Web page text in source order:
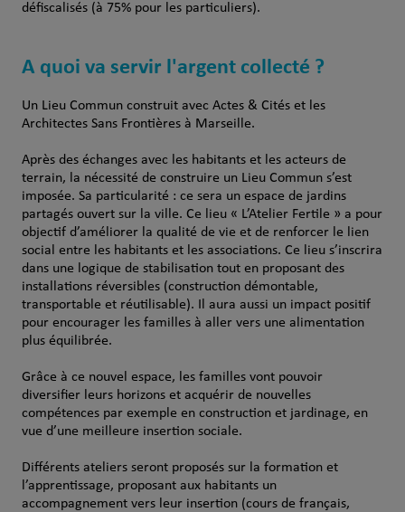
défiscalisés (à 75% pour les particuliers).
A quoi va servir l'argent collecté ?
Un Lieu Commun construit avec Actes & Cités et les
Architectes Sans Frontières à Marseille.
Après des échanges avec les habitants et les acteurs de
terrain, la nécessité de construire un Lieu Commun s’est
imposée. Sa particularité : ce sera un espace de jardins
partagés ouvert sur la ville. Ce lieu « L’Atelier Fertile » a pour
objectif d’améliorer la qualité de vie et de renforcer le lien
social entre les habitants et les associations. Ce lieu s’inscrira
dans une logique de stabilisation tout en proposant des
installations réversibles (construction démontable,
transportable et réutilisable). Il aura aussi un impact positif
pour encourager les familles à aller vers une alimentation
plus équilibrée.
Grâce à ce nouvel espace, les familles vont pouvoir
diversifier leurs horizons et acquérir de nouvelles
compétences par exemple en construction et jardinage, en
vue d’une meilleure insertion sociale.
Différents ateliers seront proposés sur la formation et
l’apprentissage, proposant aux habitants un
accompagnement vers leur insertion (cours de français,